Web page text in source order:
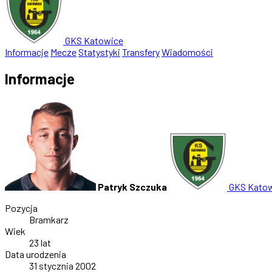
GKS Katowice
Informacje MeczeStatystyki TransferyWiadomości
Informacje
Patryk Szczuka
GKS
Pozycja
Bramkarz
Wiek
23 lat
Data urodzenia
31 stycznia 2002